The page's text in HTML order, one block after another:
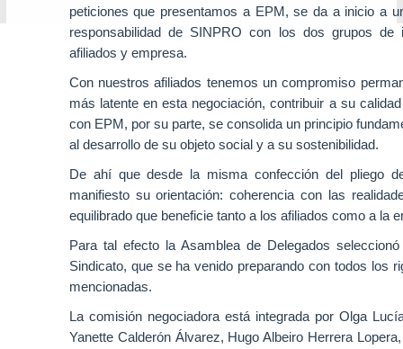
peticiones que presentamos a EPM, se da a inicio a
responsabilidad de SINPRO con los dos grupos de
afiliados y empresa.
Con nuestros afiliados tenemos un compromiso
más latente en esta negociación, contribuir a su
con EPM, por su parte, se consolida un principio
al desarrollo de su objeto social y a su sostenibilidad.
De ahí que desde la misma confección del pliego
manifiesto su orientación: coherencia con las
equilibrado que beneficie tanto a los afiliados como a la
Para tal efecto la Asamblea de Delegados
Sindicato, que se ha venido preparando con todos los
mencionadas.
La comisión negociadora está integrada por Olga
Yanette Calderón Álvarez, Hugo Albeiro Herrera